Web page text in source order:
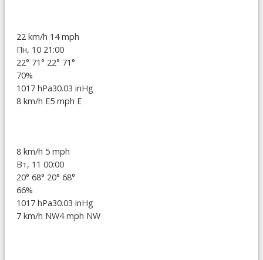
22 km/h 14 mph
Пн, 10 21:00
22° 71° 22° 71°
70%
1017 hPa30.03 inHg
8 km/h E5 mph E
8 km/h 5 mph
Вт, 11 00:00
20° 68° 20° 68°
66%
1017 hPa30.03 inHg
7 km/h NW4 mph NW